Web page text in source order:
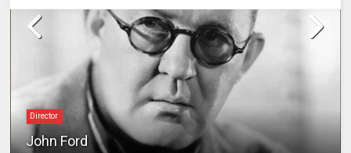
Director
John Ford